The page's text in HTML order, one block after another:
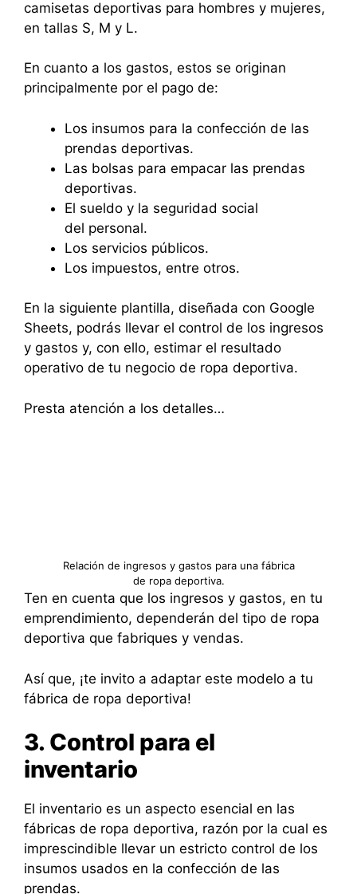
camisetas deportivas para hombres y mujeres,
en tallas S, M y L.
En cuanto a los gastos, estos se originan
principalmente por el pago de:
Los insumos para la confección de las
prendas deportivas.
Las bolsas para empacar las prendas
deportivas.
El sueldo y la seguridad social
del personal.
Los servicios públicos.
Los impuestos, entre otros.
En la siguiente plantilla, diseñada con Google
Sheets, podrás llevar el control de los ingresos
y gastos y, con ello, estimar el resultado
operativo de tu negocio de ropa deportiva.
Presta atención a los detalles…
Relación de ingresos y gastos para una fábrica
de ropa deportiva.
Ten en cuenta que los ingresos y gastos, en tu
emprendimiento, dependerán del tipo de ropa
deportiva que fabriques y vendas.
Así que, ¡te invito a adaptar este modelo a tu
fábrica de ropa deportiva!
3. Control para el
inventario
El inventario es un aspecto esencial en las
fábricas de ropa deportiva, razón por la cual es
imprescindible llevar un estricto control de los
insumos usados en la confección de las
prendas.